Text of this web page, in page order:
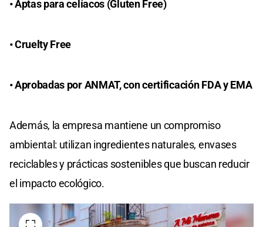
•⁠ ⁠Aptas para celíacos (Gluten Free)
•⁠ ⁠Cruelty Free
•⁠ ⁠Aprobadas por ANMAT, con certificación FDA y EMA
Además, la empresa mantiene un compromiso
ambiental: utilizan ingredientes naturales, envases
reciclables y prácticas sostenibles que buscan reducir
el impacto ecológico.